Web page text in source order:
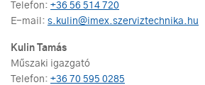
Telefon: +36 56 514 720
E-mail: s.kulin@imex.szerviztechnika.hu
Kulin Tamás
Műszaki igazgató
Telefon: +36 70 595 0285